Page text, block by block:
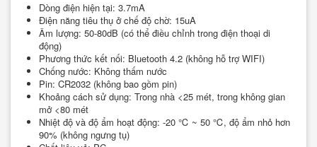
Dòng điện hiện tại: 3.7mA
Điện năng tiêu thụ ở chế độ chờ: 15uA
Âm lượng: 50-80dB (có thể điều chỉnh trong điện thoại di
động)
Phương thức kết nối: Bluetooth 4.2 (không hỗ trợ WIFI)
Chống nước: Không thấm nước
Pin: CR2032 (không bao gồm pin)
Khoảng cách sử dụng: Trong nhà <25 mét, trong không gian
mở <80 mét
Nhiệt độ và độ ẩm hoạt động: -20 ℃ ~ 50 ℃, độ ẩm nhỏ hơn
90% (không ngưng tụ)